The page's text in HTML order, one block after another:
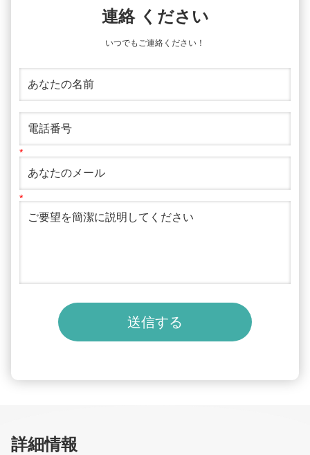
連絡 ください
いつでもご連絡ください！
送信する
詳細情報